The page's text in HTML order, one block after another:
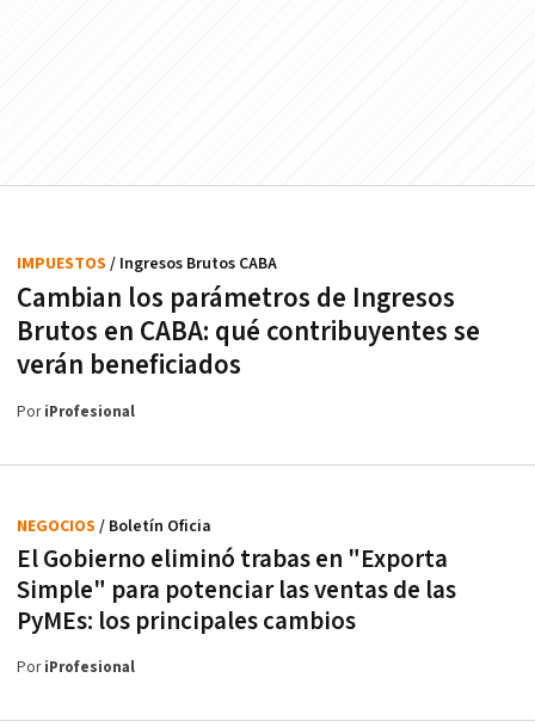
Cambian los parámetros de Ingresos
Brutos en CABA: qué contribuyentes se
verán beneficiados
IMPUESTOS / Ingresos Brutos CABA
PoriProfesional
El Gobierno eliminó trabas en "Exporta
Simple" para potenciar las ventas de las
PyMEs: los principales cambios
NEGOCIOS / Boletín Oficia
PoriProfesional